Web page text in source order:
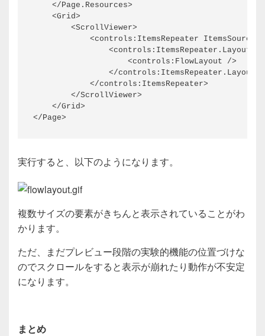
    </Page.Resources>
    <Grid>
        <ScrollViewer>
<controls:ItemsRepeater
                <controls:ItemsRepeater.Layout>
                    <controls:FlowLayout />
                </controls:ItemsRepeater.Layout>
            </controls:ItemsRepeater>
        </ScrollViewer>
    </Grid>
</Page>
実行すると、以下のようになります。
複数サイズの要素がきちんと表示されていることがわ
かります。
ただ、まだプレビュー段階の実験的機能の位置づけな
のでスクロールをすると表示が崩れたり動作が不安定
になります。
まとめ